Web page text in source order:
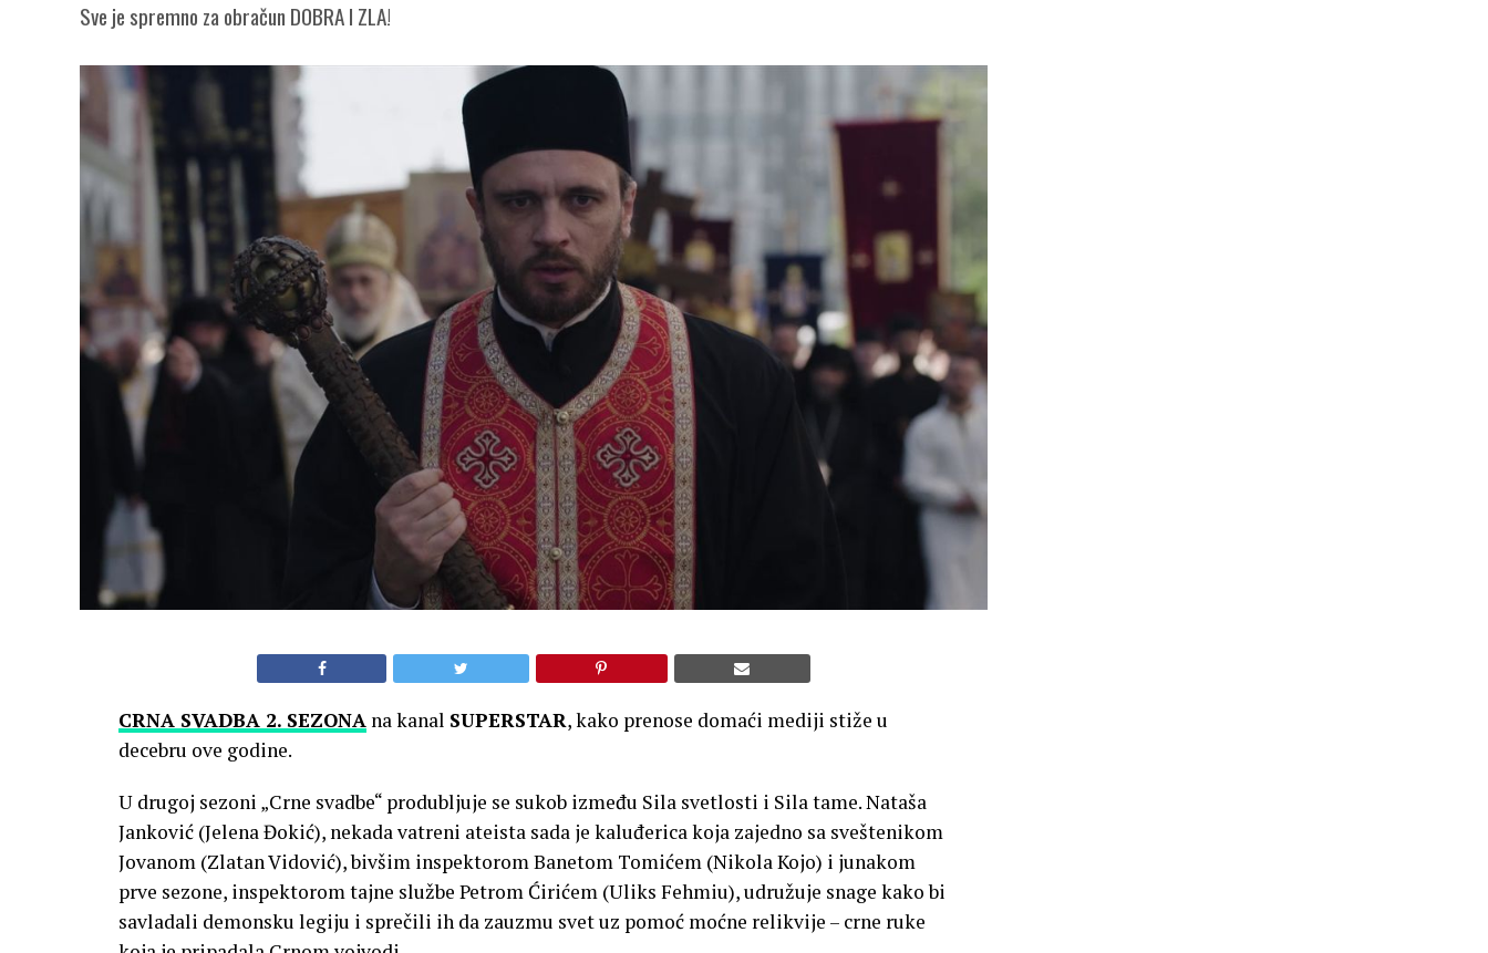
Sve je spremno za obračun DOBRA I ZLA!
CRNA SVADBA 2. SEZONA na kanal SUPERSTAR, kako prenose domaći mediji stiže u
decebru ove godine.
U drugoj sezoni „Crne svadbe“ produbljuje se sukob između Sila svetlosti i Sila tame. Nataša
Janković (Jelena Đokić), nekada vatreni ateista sada je kaluđerica koja zajedno sa sveštenikom
Jovanom (Zlatan Vidović), bivšim inspektorom Banetom Tomićem (Nikola Kojo) i junakom
prve sezone, inspektorom tajne službe Petrom Ćirićem (Uliks Fehmiu), udružuje snage kako bi
savladali demonsku legiju i sprečili ih da zauzmu svet uz pomoć moćne relikvije – crne ruke